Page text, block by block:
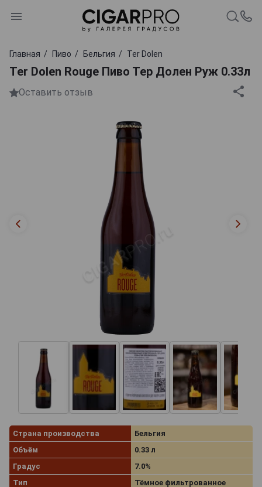
Главная Пиво Бельгия Ter Dolen
Ter Dolen Rouge Пиво Тер Долен Руж 0.33л
Оставить отзыв
Страна производства
Бельгия
Объём
0.33 л
Градус
7.0%
Тип
Тёмное фильтрованное